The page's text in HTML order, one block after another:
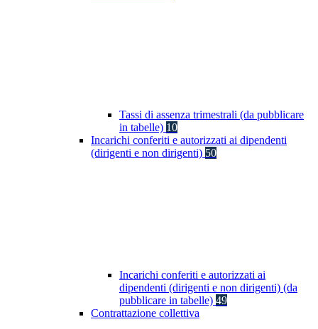
Tassi di assenza trimestrali (da pubblicare
in tabelle) 10
Incarichi conferiti e autorizzati ai dipendenti
(dirigenti e non dirigenti) 50
Incarichi conferiti e autorizzati ai
dipendenti (dirigenti e non dirigenti) (da
pubblicare in tabelle) 49
Contrattazione collettiva